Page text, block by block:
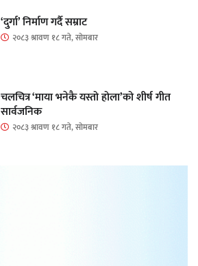
‘दुर्गा’ निर्माण गर्दै सम्राट
२०८३ श्रावण १८ गते, सोमबार
चलचित्र ‘माया भनेकै यस्तो होला’को शीर्ष गीत
सार्वजनिक
२०८३ श्रावण १८ गते, सोमबार